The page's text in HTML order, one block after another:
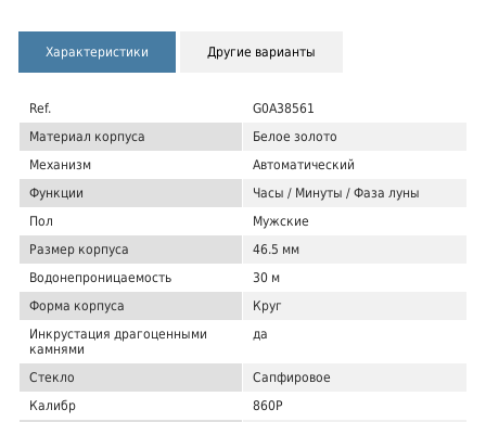
Характеристики Другие варианты
Ref.
G0A38561
Материал корпуса
Белое золото
Механизм
Автоматический
Функции
Часы / Минуты / Фаза луны
Пол
Мужские
Размер корпуса
46.5 мм
Водонепроницаемость
30 м
Форма корпуса
Круг
Инкрустация драгоценными
камнями
да
Стекло
Сапфировое
Калибр
860P